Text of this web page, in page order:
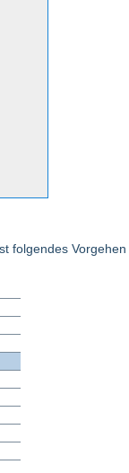
folgendes